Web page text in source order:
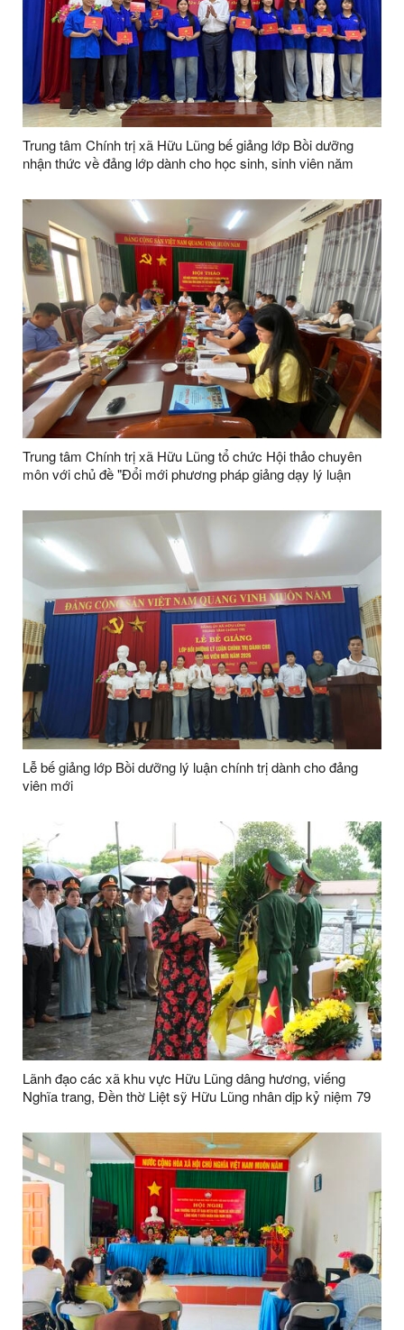
Trung tâm Chính trị xã Hữu Lũng bế giảng lớp Bồi dưỡng
nhận thức về đảng lớp dành cho học sinh, sinh viên năm
Trung tâm Chính trị xã Hữu Lũng tổ chức Hội thảo chuyên
môn với chủ đề "Đổi mới phương pháp giảng dạy lý luận
Lễ bế giảng lớp Bồi dưỡng lý luận chính trị dành cho đảng
viên mới
Lãnh đạo các xã khu vực Hữu Lũng dâng hương, viếng
Nghĩa trang, Đền thờ Liệt sỹ Hữu Lũng nhân dịp kỷ niệm 79